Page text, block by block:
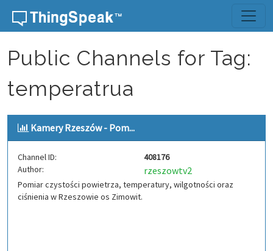
Skip to content
Public Channels for Tag:
temperatrua
Kamery Rzeszów - Pom...
Channel ID:
408176
Author:
rzeszowtv2
Pomiar czystości powietrza, temperatury, wilgotności oraz
ciśnienia w Rzeszowie os Zimowit.